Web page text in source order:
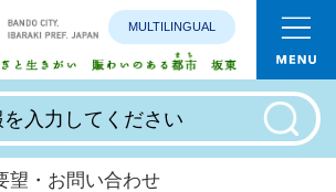
みんなで
MULTILINGUAL
望・お問い合わせ